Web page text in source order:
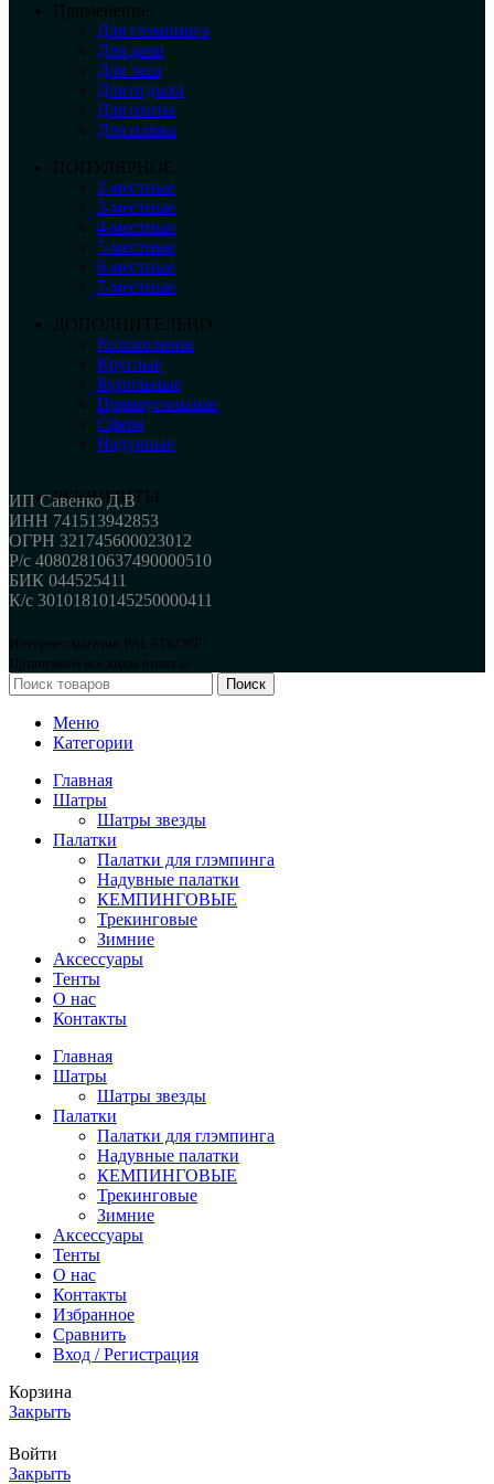
Применение
Для глэмпинга
Для дачи
Для леса
Для отдыха
Для охоты
Для пляжа
ПОПУЛЯРНОЕ
2-местные
3-местные
4-местные
5-местные
6-местные
7-местные
ДОПОЛНИТЕЛЬНО
Колокольчик
Круглые
Купольные
Прямоугольные
Сфера
Надувные
РЕКВИЗИТЫ
ИП Савенко Д.В
ИНН 741513942853
ОГРН 321745600023012
Р/с 40802810637490000510
БИК 044525411
К/с 30101810145250000411
Интернет магазин PALATKOFF
Принимаем все виды оплаты.
Поиск
Меню
Категории
Главная
Шатры
Шатры звезды
Палатки
Палатки для глэмпинга
Надувные палатки
КЕМПИНГОВЫЕ
Трекинговые
Зимние
Аксессуары
Тенты
О нас
Контакты
Главная
Шатры
Шатры звезды
Палатки
Палатки для глэмпинга
Надувные палатки
КЕМПИНГОВЫЕ
Трекинговые
Зимние
Аксессуары
Тенты
О нас
Контакты
Избранное
Сравнить
Вход / Регистрация
Корзина
Закрыть
Войти
Закрыть